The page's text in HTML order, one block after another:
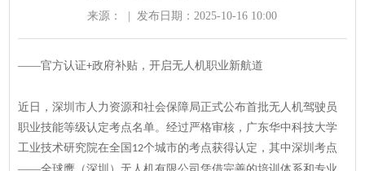
来源： 发布日期：2025-10-16 10:00
——官方认证+政府补贴，开启无人机职业新航道
近日，深圳市人力资源和社会保障局正式公布首批无人机驾驶员
职业技能等级认定考点名单。经过严格审核，广东华中科技大学
工业技术研究院在全国 12个城市的考点获得认定，其中深圳考点